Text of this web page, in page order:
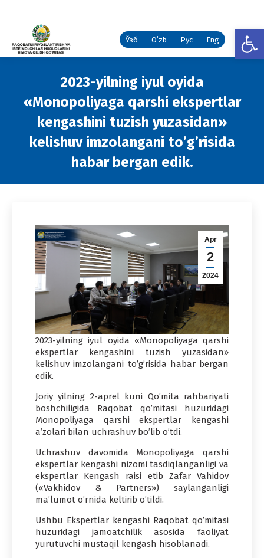
Ўзб Oʻzb Рус Eng
2023-yilning iyul oyida
«Monopoliyaga qarshi ekspertlar
kengashini tuzish yuzasidan»
kelishuv imzolangani to’g’risida
habar bergan edik.
Apr
2
2024
2023-yilning iyul oyida «Monopoliyaga qarshi
ekspertlar kengashini tuzish yuzasidan»
kelishuv imzolangani to’g’risida habar bergan
edik.
Joriy yilning 2-aprel kuni Qo’mita rahbariyati
boshchiligida Raqobat qo’mitasi huzuridagi
Monopoliyaga qarshi ekspertlar kengashi
a’zolari bilan uchrashuv bo’lib o’tdi.
Uchrashuv davomida Monopoliyaga qarshi
ekspertlar kengashi nizomi tasdiqlanganligi va
ekspertlar Kengash raisi etib Zafar Vahidov
(«Vakhidov & Partners») saylanganligi
ma’lumot o’rnida keltirib o’tildi.
Ushbu Ekspertlar kengashi Raqobat qo’mitasi
huzuridagi jamoatchilik asosida faoliyat
yurutuvchi mustaqil kengash hisoblanadi.